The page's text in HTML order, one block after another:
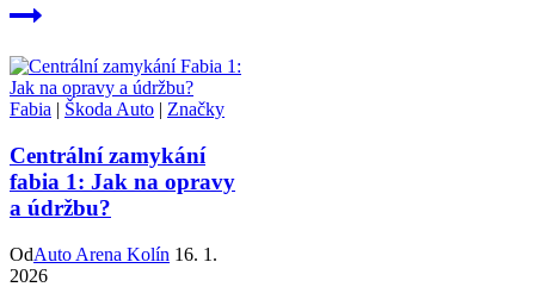
Fabia | Škoda Auto | Značky
Centrální zamykání
fabia 1: Jak na opravy
a údržbu?
OdAuto Arena Kolín 16. 1.
2026